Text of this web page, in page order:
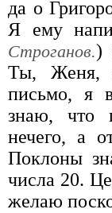
да о
Я ему
Строганов.)
Ты, Женя,
письмо, я
знаю, что
нечего, а
Поклоны
числа 20.
желаю